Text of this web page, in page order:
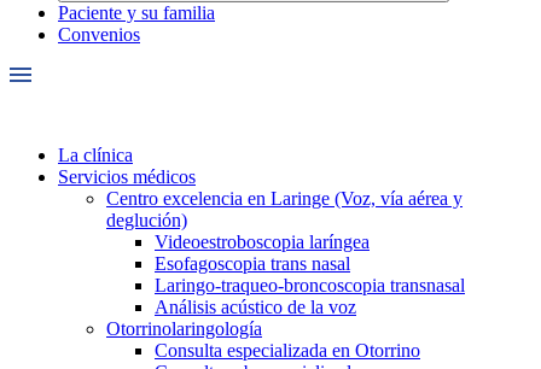
Paciente y su familia
Convenios
La clínica
Servicios médicos
Centro excelencia en Laringe (Voz, vía aérea y
deglución)
Videoestroboscopia laríngea
Esofagoscopia trans nasal
Laringo-traqueo-broncoscopia transnasal
Análisis acústico de la voz
Otorrinolaringología
Consulta especializada en Otorrino